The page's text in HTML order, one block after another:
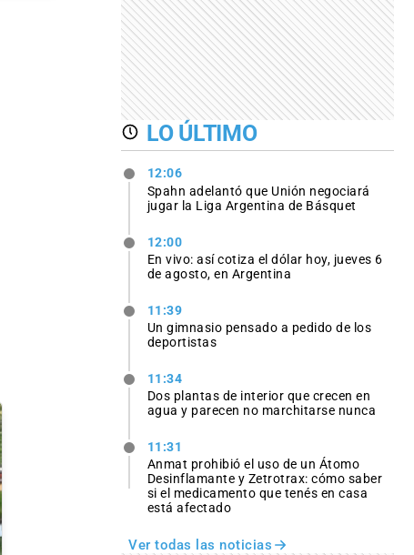
LO ÚLTIMO
12:06
Spahn adelantó que Unión negociará
jugar la Liga Argentina de Básquet
12:00
En vivo: así cotiza el dólar hoy, jueves 6
de agosto, en Argentina
11:39
Un gimnasio pensado a pedido de los
deportistas
11:34
Dos plantas de interior que crecen en
agua y parecen no marchitarse nunca
11:31
Anmat prohibió el uso de un Átomo
Desinflamante y Zetrotrax: cómo saber
si el medicamento que tenés en casa
está afectado
Ver todas las noticias